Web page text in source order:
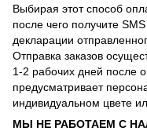
Выбирая этот способ
после чего получите
декларации
Отправка заказов
1-2 рабочих дней после
предусматривает
индивидуальном цвете
МЫ НЕ РАБОТАЕМ С